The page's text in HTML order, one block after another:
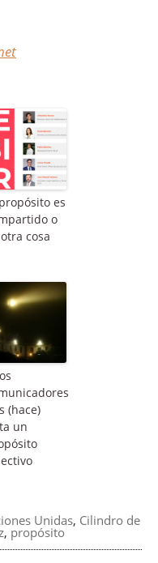
es
o
cosa
(hace)
un
Unidas, Cilindro de
, propósito